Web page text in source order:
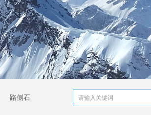
路侧石